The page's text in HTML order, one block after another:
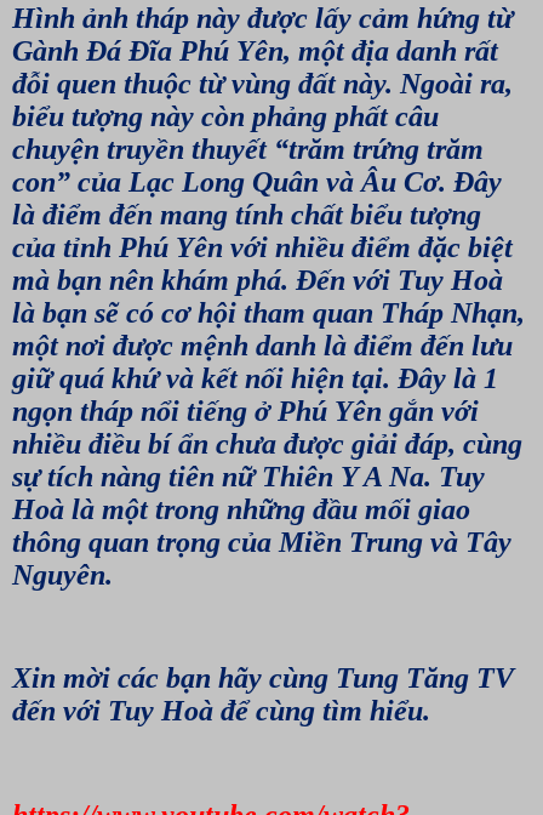
Hình ảnh tháp này được lấy cảm hứng từ
Gành Đá Đĩa Phú Yên, một địa danh rất
đỗi quen thuộc từ vùng đất này. Ngoài ra,
biểu tượng này còn phảng phất câu
chuyện truyền thuyết “trăm trứng trăm
con” của Lạc Long Quân và Âu Cơ. Đây
là điểm đến mang tính chất biểu tượng
của tỉnh Phú Yên với nhiều điểm đặc biệt
mà bạn nên khám phá. Đến với Tuy Hoà
là bạn sẽ có cơ hội tham quan Tháp Nhạn,
một nơi được mệnh danh là điểm đến lưu
giữ quá khứ và kết nối hiện tại. Đây là 1
ngọn tháp nổi tiếng ở Phú Yên gắn với
nhiều điều bí ẩn chưa được giải đáp, cùng
sự tích nàng tiên nữ Thiên Y A Na. Tuy
Hoà là một trong những đầu mối giao
thông quan trọng của Miền Trung và Tây
Nguyên.
Xin mời các bạn hãy cùng Tung Tăng TV
đến với Tuy Hoà để cùng tìm hiểu.